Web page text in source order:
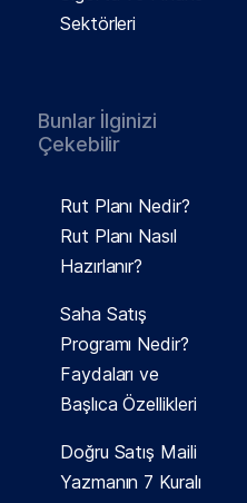
Sektörleri
Bunlar İlginizi
Çekebilir
Rut Planı Nedir?
Rut Planı Nasıl
Hazırlanır?
Saha Satış
Programı Nedir?
Faydaları ve
Başlıca Özellikleri
Doğru Satış Maili
Yazmanın 7 Kuralı